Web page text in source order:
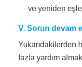
ve yeniden
V. Sorun devam
Yukarıdakilerden
fazla yardım